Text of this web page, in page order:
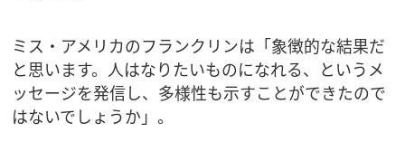
ミス・アメリカのフランクリンは「象徴的な結果だ
と思います。人はなりたいものになれる、というメ
ッセージを発信し、多様性も示すことができたので
はないでしょうか」。